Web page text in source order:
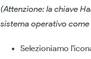
(Attenzione: la chiave
sistema operativo
Selezioniamo